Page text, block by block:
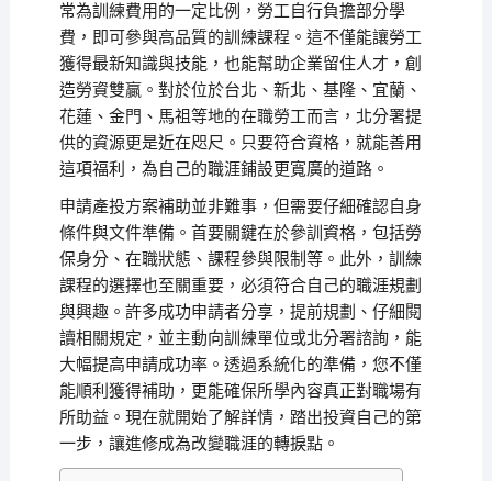
常為訓練費用的一定比例，勞工自行負擔部分學
費，即可參與高品質的訓練課程。這不僅能讓勞工
獲得最新知識與技能，也能幫助企業留住人才，創
造勞資雙贏。對於位於台北、新北、基隆、宜蘭、
花蓮、金門、馬祖等地的在職勞工而言，北分署提
供的資源更是近在咫尺。只要符合資格，就能善用
這項福利，為自己的職涯鋪設更寬廣的道路。
申請產投方案補助並非難事，但需要仔細確認自身
條件與文件準備。首要關鍵在於參訓資格，包括勞
保身分、在職狀態、課程參與限制等。此外，訓練
課程的選擇也至關重要，必須符合自己的職涯規劃
與興趣。許多成功申請者分享，提前規劃、仔細閱
讀相關規定，並主動向訓練單位或北分署諮詢，能
大幅提高申請成功率。透過系統化的準備，您不僅
能順利獲得補助，更能確保所學內容真正對職場有
所助益。現在就開始了解詳情，踏出投資自己的第
一步，讓進修成為改變職涯的轉捩點。